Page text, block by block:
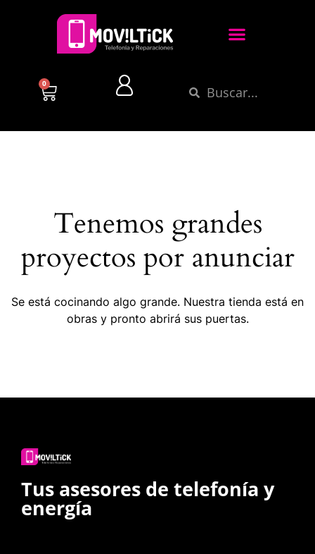
0
Tenemos grandes
proyectos por anunciar
Se está cocinando algo grande. Nuestra tienda está en
obras y pronto abrirá sus puertas.
Tus asesores de telefonía y
energía